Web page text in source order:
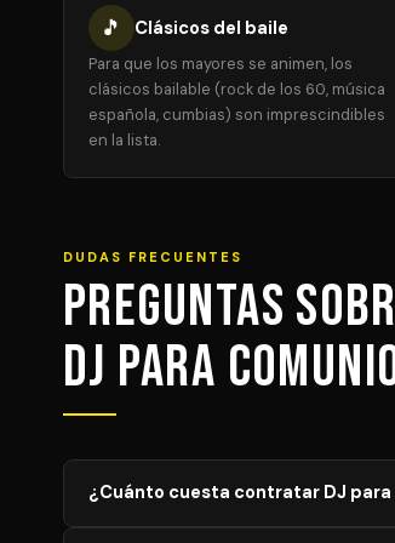
🎵 Clásicos del baile
Para que los mayores se animen, los
clásicos bailable (rock de los 60, música
española, cumbias) son imprescindibles
en la lista.
DUDAS FRECUENTES
Preguntas
DJ para
¿Cuánto cuesta contratar DJ